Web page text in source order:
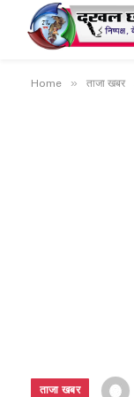
Home » ताजा खबर
ताजा खबर